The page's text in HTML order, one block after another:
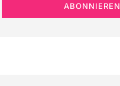
ABONNIEREN